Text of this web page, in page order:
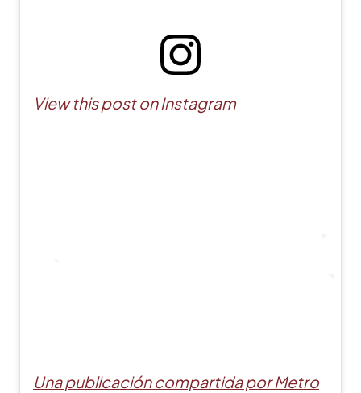
View this post on Instagram
Una publicación compartida por Metro